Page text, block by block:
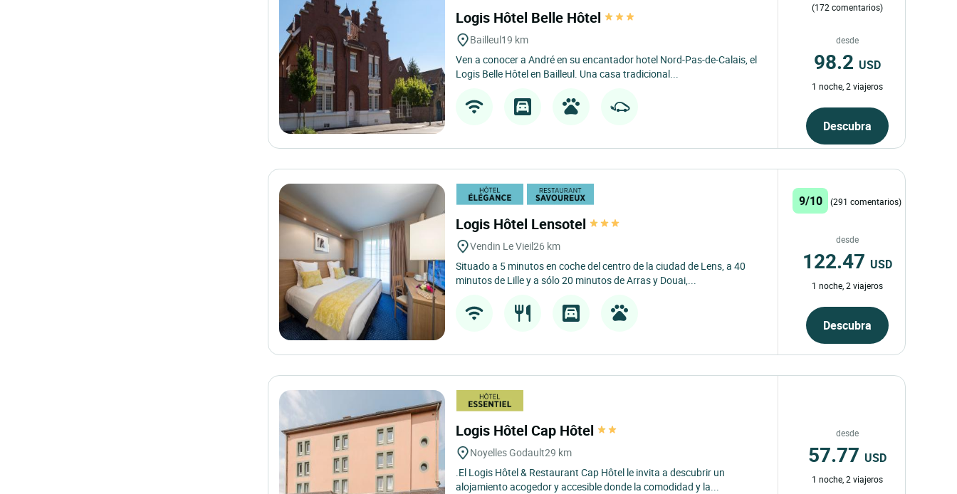
Logis Hôtel Belle Hôtel
Bailleul19 km
Ven a conocer a André en su encantador hotel Nord-Pas-de-Calais, el
Logis Belle Hôtel en Bailleul. Una casa tradicional...
(172 comentarios)
desde
98.2 USD
1 noche, 2 viajeros
Descubra
Logis Hôtel Lensotel
Vendin Le Vieil26 km
Situado a 5 minutos en coche del centro de la ciudad de Lens, a 40
minutos de Lille y a sólo 20 minutos de Arras y Douai,...
9/10 (291 comentarios)
desde
122.47 USD
1 noche, 2 viajeros
Descubra
Logis Hôtel Cap Hôtel
Noyelles Godault29 km
.El Logis Hôtel & Restaurant Cap Hôtel le invita a descubrir un
alojamiento acogedor y accesible donde la comodidad y la...
desde
57.77 USD
1 noche, 2 viajeros